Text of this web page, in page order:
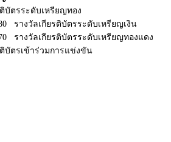
ติบัตรระดับเหรียญทอง
รางวัลเกียรติบัตรระดับเหรียญเงิน
รางวัลเกียรติบัตรระดับเหรียญทองแดง
บัตรเข้าร่วมการแข่งขัน